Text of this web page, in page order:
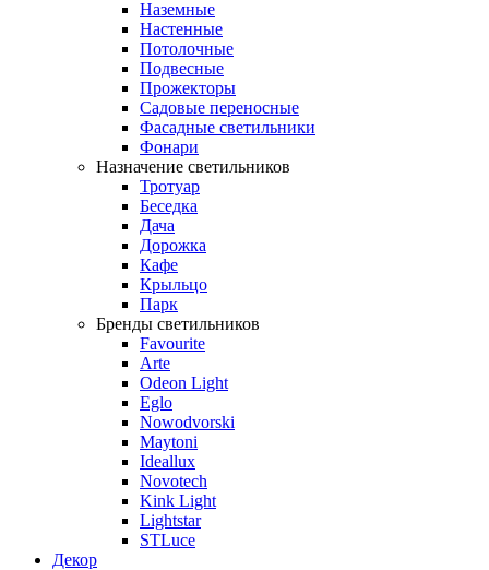
Наземные
Настенные
Потолочные
Подвесные
Прожекторы
Садовые переносные
Фасадные светильники
Фонари
Назначение светильников
Тротуар
Беседка
Дача
Дорожка
Кафе
Крыльцо
Парк
Бренды светильников
Favourite
Arte
Odeon Light
Eglo
Nowodvorski
Maytoni
Ideallux
Novotech
Kink Light
Lightstar
STLuce
Декор